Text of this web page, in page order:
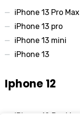
iPhone 13 Pro Max
iPhone 13 pro
iPhone 13 mini
iPhone 13
Iphone 12